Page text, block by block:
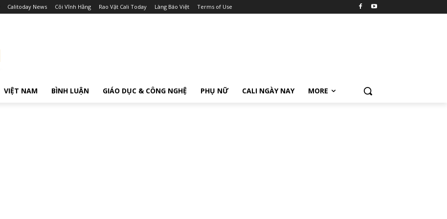
Calitoday News Cõi Vĩnh Hằng Rao Vặt Cali Today Làng Báo Việt Terms of Use
VIỆT NAM BÌNH LUẬN GIÁO DỤC & CÔNG NGHỆ PHỤ NỮ CALI NGÀY NAY MORE